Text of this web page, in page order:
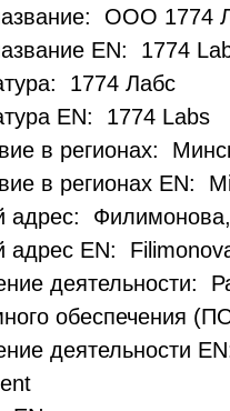
ООО 1774
EN: 1774
1774 Лабс
EN: 1774 Labs
в регионах:
в регионах EN:
адрес:
адрес EN:
деятельности:
обеспечения
деятельности